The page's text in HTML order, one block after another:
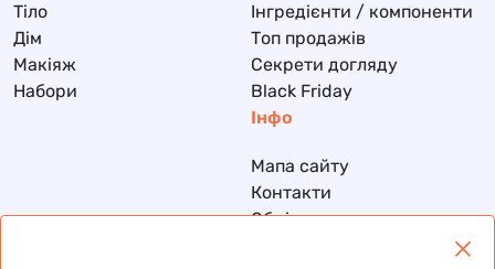
Тіло
Дім
Макіяж
Набори
Інгредієнти / компоненти
Топ продажів
Секрети догляду
Black Friday
Інфо
Мапа сайту
Контакти
Обмін та повернення